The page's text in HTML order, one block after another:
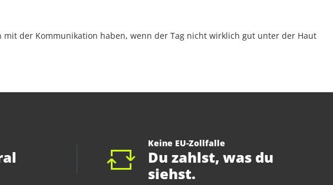
der Kommunikation haben, wenn der Tag nicht wirklich gut unter der Haut
Keine EU-Zollfalle
Du zahlst, was du
siehst.